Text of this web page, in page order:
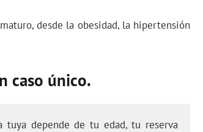
desde la obesidad, la hipertensión
caso único.
tuya depende de tu edad, tu reserva